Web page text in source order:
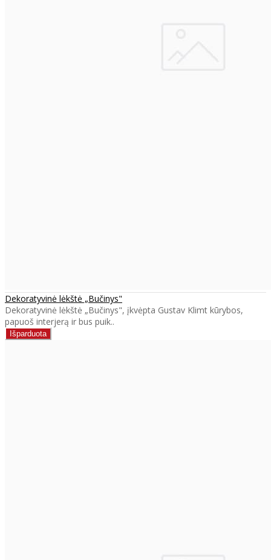
Dekoratyvinė lėkštė „Bučinys"
Dekoratyvinė lėkštė „Bučinys", įkvėpta Gustav Klimt kūrybos,
papuoš interjerą ir bus puik..